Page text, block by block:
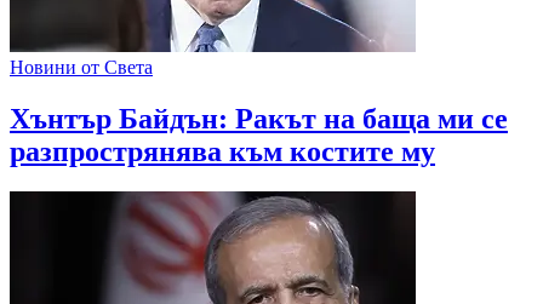
Новини от Света
Хънтър Байдън: Ракът на баща ми се
разпрострянява към костите му